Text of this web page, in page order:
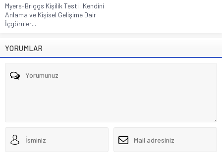
Myers-Briggs Kişilik Testi: Kendini
Anlama ve Kişisel Gelişime Dair
İçgörüler...
YORUMLAR